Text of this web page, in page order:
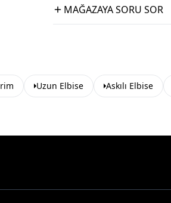
MAĞAZAYA SORU SOR
Uzun Elbise Askılı Elbise